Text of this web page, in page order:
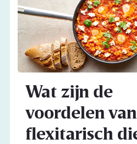
Wat zijn de
voordelen
flexitarisch